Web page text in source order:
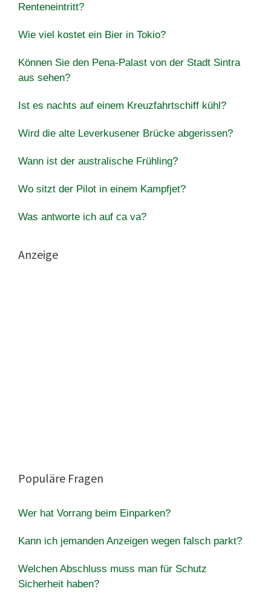
Renteneintritt?
Wie viel kostet ein Bier in Tokio?
Können Sie den Pena-Palast von der Stadt Sintra
aus sehen?
Ist es nachts auf einem Kreuzfahrtschiff kühl?
Wird die alte Leverkusener Brücke abgerissen?
Wann ist der australische Frühling?
Wo sitzt der Pilot in einem Kampfjet?
Was antworte ich auf ca va?
Anzeige
Populäre Fragen
Wer hat Vorrang beim Einparken?
Kann ich jemanden Anzeigen wegen falsch parkt?
Welchen Abschluss muss man für Schutz
Sicherheit haben?